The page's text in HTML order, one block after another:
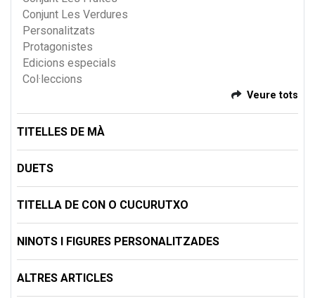
Conjunt Les Verdures
Personalitzats
Protagonistes
Edicions especials
Col·leccions
Veure tots
TITELLES DE MÀ
DUETS
TITELLA DE CON O CUCURUTXO
NINOTS I FIGURES PERSONALITZADES
ALTRES ARTICLES